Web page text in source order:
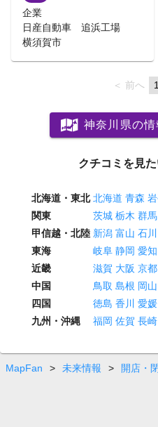
企業
日産自動車 追浜工場
横須賀市
前へ
神奈川県の
クチコミを見
北海道・東北 北海道 青森
関東
茨城 栃木 群馬
甲信越・北陸 新潟 富山 石川
東海
岐阜 静岡 愛知
近畿
滋賀 大阪 京都
中国
鳥取 島根 岡山
四国
徳島 香川 愛媛
九州・沖縄
福岡 佐賀 長崎
MapFan > 未来情報 > 開店・